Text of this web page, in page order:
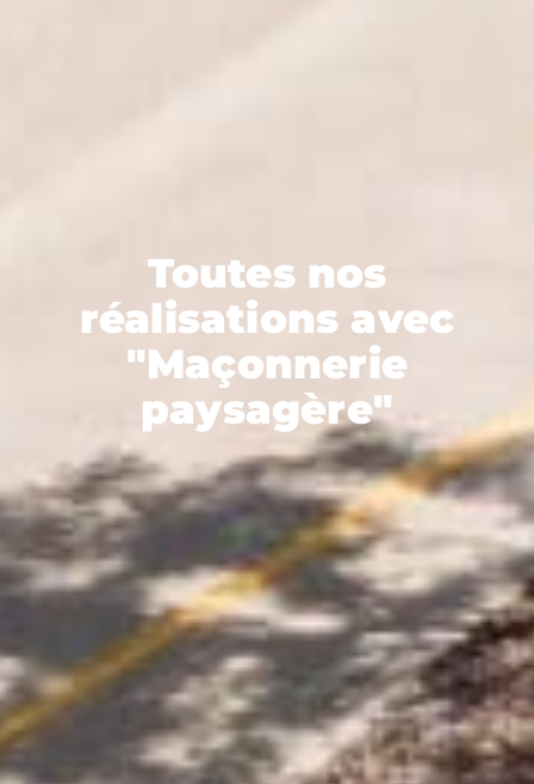
Toutes nos
réalisations avec
"Maçonnerie
paysagère"